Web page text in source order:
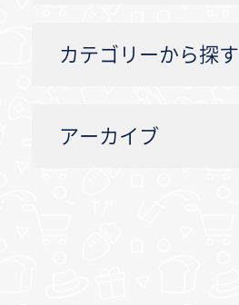
カテゴリーから探す
アーカイブ